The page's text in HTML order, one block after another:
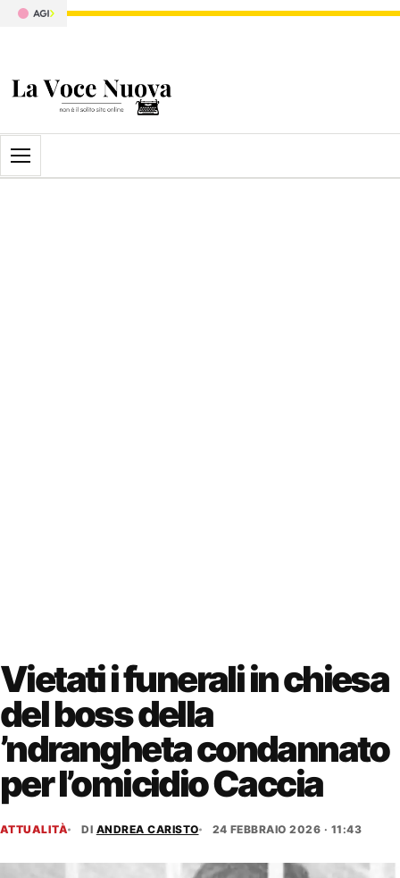
Apri il menu
Vietati i funerali in chiesa
del boss della
’ndrangheta condannato
per l’omicidio Caccia
ATTUALITÀ DI ANDREA CARISTO 24 FEBBRAIO 2026 · 11:43